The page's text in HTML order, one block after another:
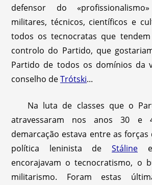
defensor do
militares, técnicos, científicos e
todos os tecnocratas que
controlo do Partido, que
Partido de todos os domínios da
conselho deTrótski...
Na luta de classes que o
atravessaram nos anos 30
demarcação estava entre as
política leninista de Stáline e
encorajavam o tecnocratismo, o
militarismo. Foram estas